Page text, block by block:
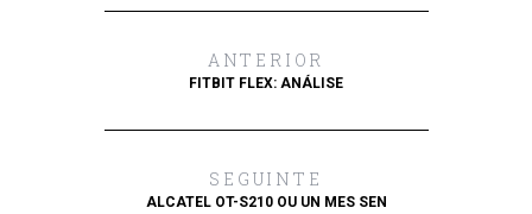
ANTERIOR
FITBIT FLEX: ANÁLISE
SEGUINTE
ALCATEL OT-S210 OU UN MES SEN